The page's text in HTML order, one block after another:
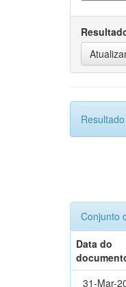
Conjunto
Data do
31-Mar-